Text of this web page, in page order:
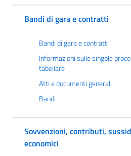
Bandi di gara e contratti
Bandi di gara e contratti
Informazioni sulle singole
tabellare
Atti e documenti generali
Bandi
Sovvenzioni, contributi,
economici